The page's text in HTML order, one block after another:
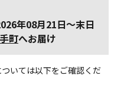
年08月21日～末日
町へお届け
いては以下をご確認くだ